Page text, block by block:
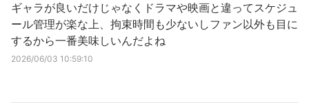
ギャラが良いだけじゃなくドラマや映画と違ってスケジュ
ール管理が楽な上、拘束時間も少ないしファン以外も目に
するから一番美味しいんだよね
2026/06/03 10:59:10